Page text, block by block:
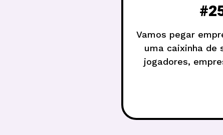
Vamos pegar
uma caixinha de
jogadores,